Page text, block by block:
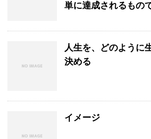
単に達成されるもの
人生を、どのように
決める
イメージ